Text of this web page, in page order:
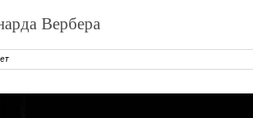
Вербера